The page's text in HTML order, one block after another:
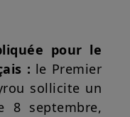
pour le
: le Premier
sollicite un
8 septembre,